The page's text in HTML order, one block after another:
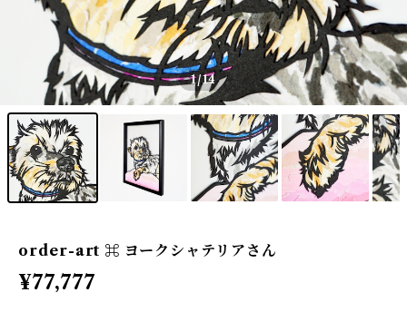
1/14
order-art ⌘ ヨークシャテリアさん
¥77,777